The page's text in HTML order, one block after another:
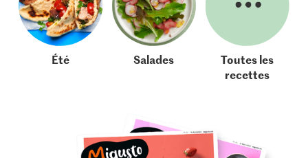
Été Salades
Toutes les
recettes